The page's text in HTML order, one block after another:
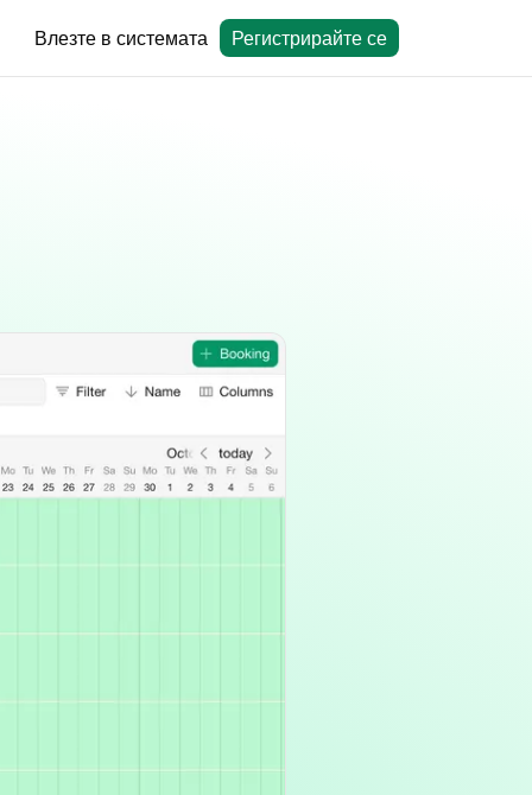
Влезте в системата Регистрирайте се